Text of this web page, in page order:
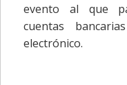
evento al que
cuentas
electrónico.